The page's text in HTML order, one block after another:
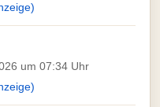
um 07:34 Uhr